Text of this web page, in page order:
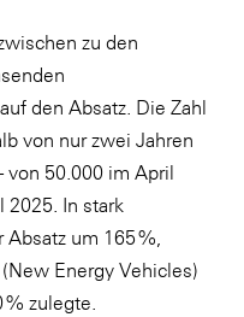
zu den
den Absatz. Die Zahl
von nur zwei Jahren
von 50.000 im April
2025. In stark
um 165 %,
Energy Vehicles)
zulegte.